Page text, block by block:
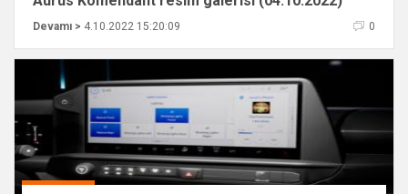
Devamı > 4.10.2022 15:20:09 0